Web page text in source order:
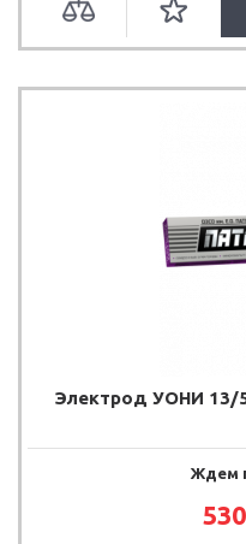
Электрод УОНИ 13/
Ждем